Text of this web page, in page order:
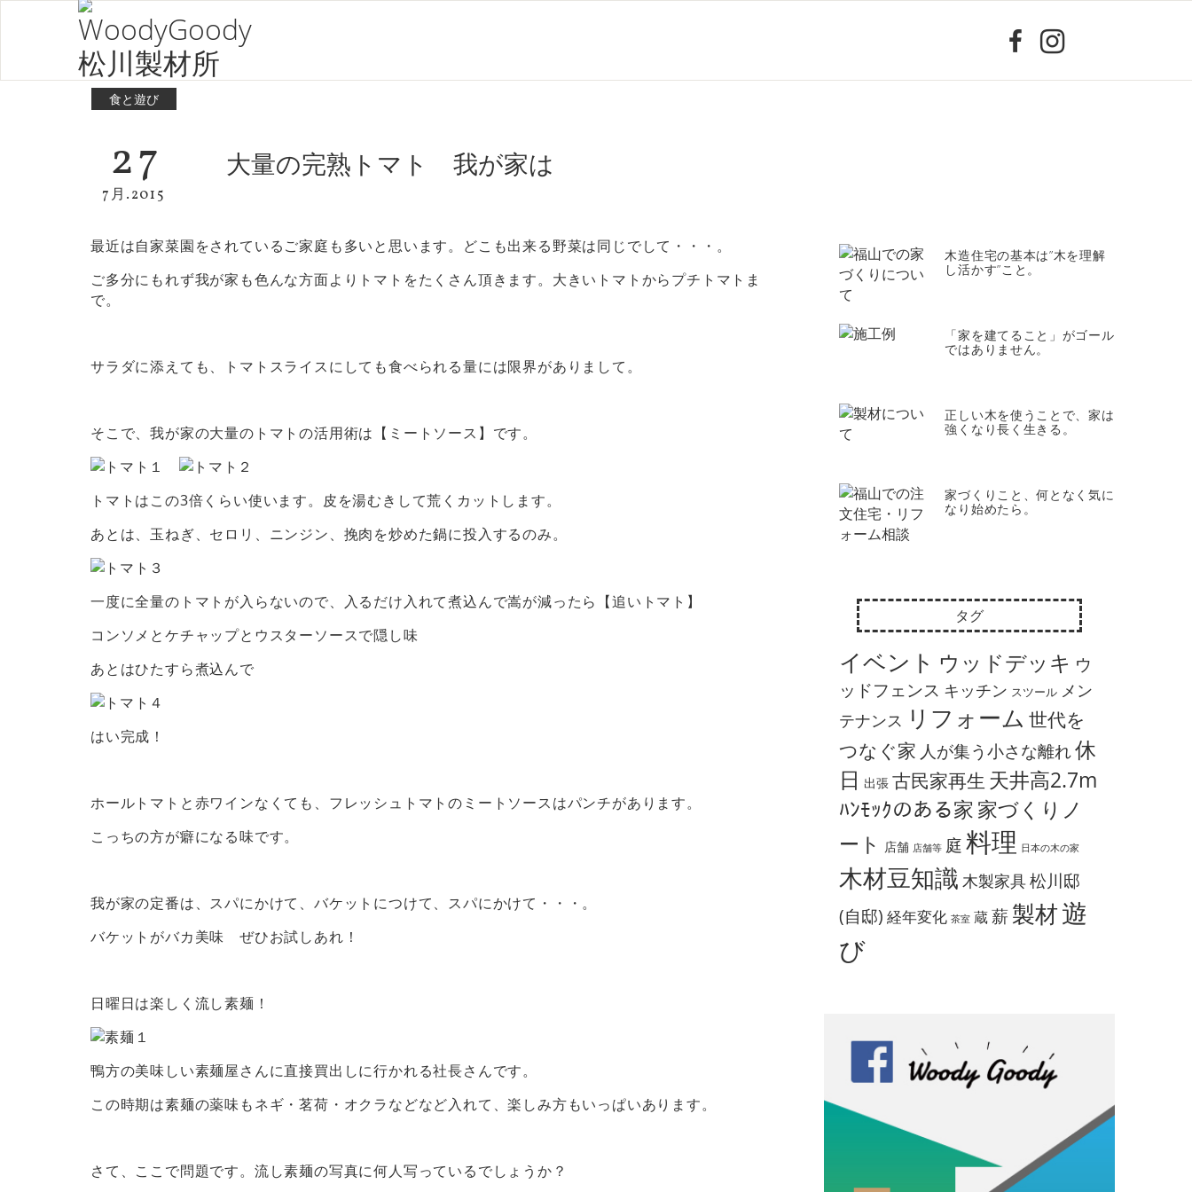
食と遊び
27
7月.2015
大量の完熟トマト 我が家は
最近は自家菜園をされているご家庭も多いと思います。どこも出来る野菜は同じでして・・・。
ご多分にもれず我が家も色んな方面よりトマトをたくさん頂きます。大きいトマトからプチトマトま
で。
サラダに添えても、トマトスライスにしても食べられる量には限界がありまして。
そこで、我が家の大量のトマトの活用術は【ミートソース】です。
トマトはこの3倍くらい使います。皮を湯むきして荒くカットします。
あとは、玉ねぎ、セロリ、ニンジン、挽肉を炒めた鍋に投入するのみ。
一度に全量のトマトが入らないので、入るだけ入れて煮込んで嵩が減ったら【追いトマト】
コンソメとケチャップとウスターソースで隠し味
あとはひたすら煮込んで
はい完成！
ホールトマトと赤ワインなくても、フレッシュトマトのミートソースはパンチがあります。
こっちの方が癖になる味です。
我が家の定番は、スパにかけて、バケットにつけて、スパにかけて・・・。
バケットがバカ美味 ぜひお試しあれ！
日曜日は楽しく流し素麺！
鴨方の美味しい素麺屋さんに直接買出しに行かれる社長さんです。
この時期は素麺の薬味もネギ・茗荷・オクラなどなど入れて、楽しみ方もいっぱいあります。
さて、ここで問題です。流し素麺の写真に何人写っているでしょうか？
木造住宅の基本は”木を理解
し活かす”こと。
「家を建てること」がゴール
ではありません。
正しい木を使うことで、家は
強くなり長く生きる。
家づくりこと、何となく気に
なり始めたら。
タグ
イベント ウッドデッキ ウ
ッドフェンス キッチン スツール メン
テナンス リフォーム 世代を
つなぐ家 人が集う小さな離れ休
日 出張 古民家再生 天井高2.7m
ﾊﾝﾓｯｸのある家 家づくりノ
ート 店舗 店舗等 庭料理 日本の木の家
木材豆知識 木製家具松川邸
(自邸) 経年変化 茶室 蔵薪 製材遊
び